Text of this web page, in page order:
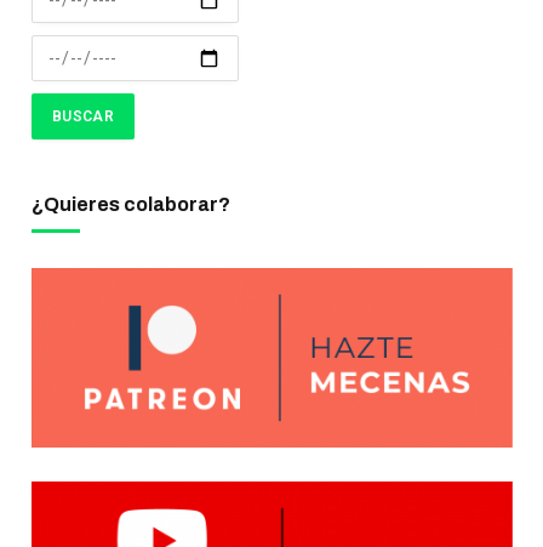
¿Quieres colaborar?